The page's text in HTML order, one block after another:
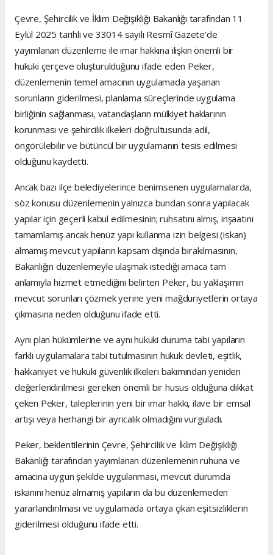
Çevre, Şehircilik ve İklim Değişikliği Bakanlığı tarafından 11
Eylül 2025 tarihli ve 33014 sayılı Resmî Gazete’de
yayımlanan düzenleme ile imar hakkına ilişkin önemli bir
hukuki çerçeve oluşturulduğunu ifade eden Peker,
düzenlemenin temel amacının uygulamada yaşanan
sorunların giderilmesi, planlama süreçlerinde uygulama
birliğinin sağlanması, vatandaşların mülkiyet haklarının
korunması ve şehircilik ilkeleri doğrultusunda adil,
öngörülebilir ve bütüncül bir uygulamanın tesis edilmesi
olduğunu kaydetti.
Ancak bazı ilçe belediyelerince benimsenen uygulamalarda,
söz konusu düzenlemenin yalnızca bundan sonra yapılacak
yapılar için geçerli kabul edilmesinin; ruhsatını almış, inşaatını
tamamlamış ancak henüz yapı kullanma izin belgesi (iskan)
almamış mevcut yapıların kapsam dışında bırakılmasının,
Bakanlığın düzenlemeyle ulaşmak istediği amaca tam
anlamıyla hizmet etmediğini belirten Peker, bu yaklaşımın
mevcut sorunları çözmek yerine yeni mağduriyetlerin ortaya
çıkmasına neden olduğunu ifade etti.
Aynı plan hükümlerine ve aynı hukuki duruma tabi yapıların
farklı uygulamalara tabi tutulmasının hukuk devleti, eşitlik,
hakkaniyet ve hukuki güvenlik ilkeleri bakımından yeniden
değerlendirilmesi gereken önemli bir husus olduğuna dikkat
çeken Peker, taleplerinin yeni bir imar hakkı, ilave bir emsal
artışı veya herhangi bir ayrıcalık olmadığını vurguladı.
Peker, beklentilerinin Çevre, Şehircilik ve İklim Değişikliği
Bakanlığı tarafından yayımlanan düzenlemenin ruhuna ve
amacına uygun şekilde uygulanması, mevcut durumda
iskanını henüz almamış yapıların da bu düzenlemeden
yararlandırılması ve uygulamada ortaya çıkan eşitsizliklerin
giderilmesi olduğunu ifade etti.